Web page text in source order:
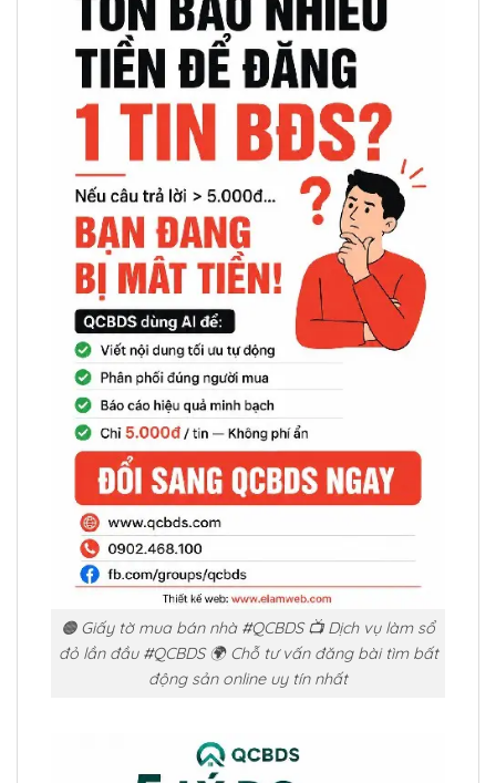
🟠 Giấy tờ mua bán nhà #QCBDS 📺 Dịch vụ làm sổ
đỏ lần đầu #QCBDS 🌍 Chỗ tư vấn đăng bài tìm bất
động sản online uy tín nhất